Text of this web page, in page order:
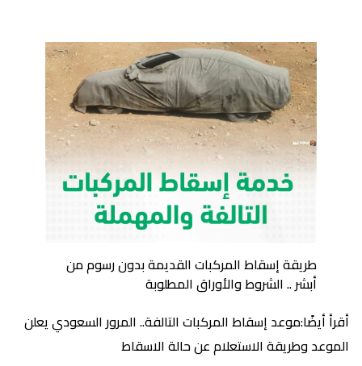
طريقة إسقاط المركبات القديمة بدون رسوم من
أبشر .. الشروط والأوراق المطلوبة
أقرأ أيضًا:موعد إسقاط المركبات التالفة.. المرور السعودي يعلن
الموعد وطريقة الاستعلام عن حالة الاسقاط